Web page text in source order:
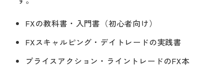
FXの教科書・入門書（初心者向け）
FXスキャルピング・デイトレードの実践書
プライスアクション・ライントレードのFX本